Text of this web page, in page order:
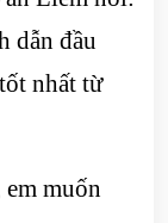
dẫn đầu
nhất từ
em muốn